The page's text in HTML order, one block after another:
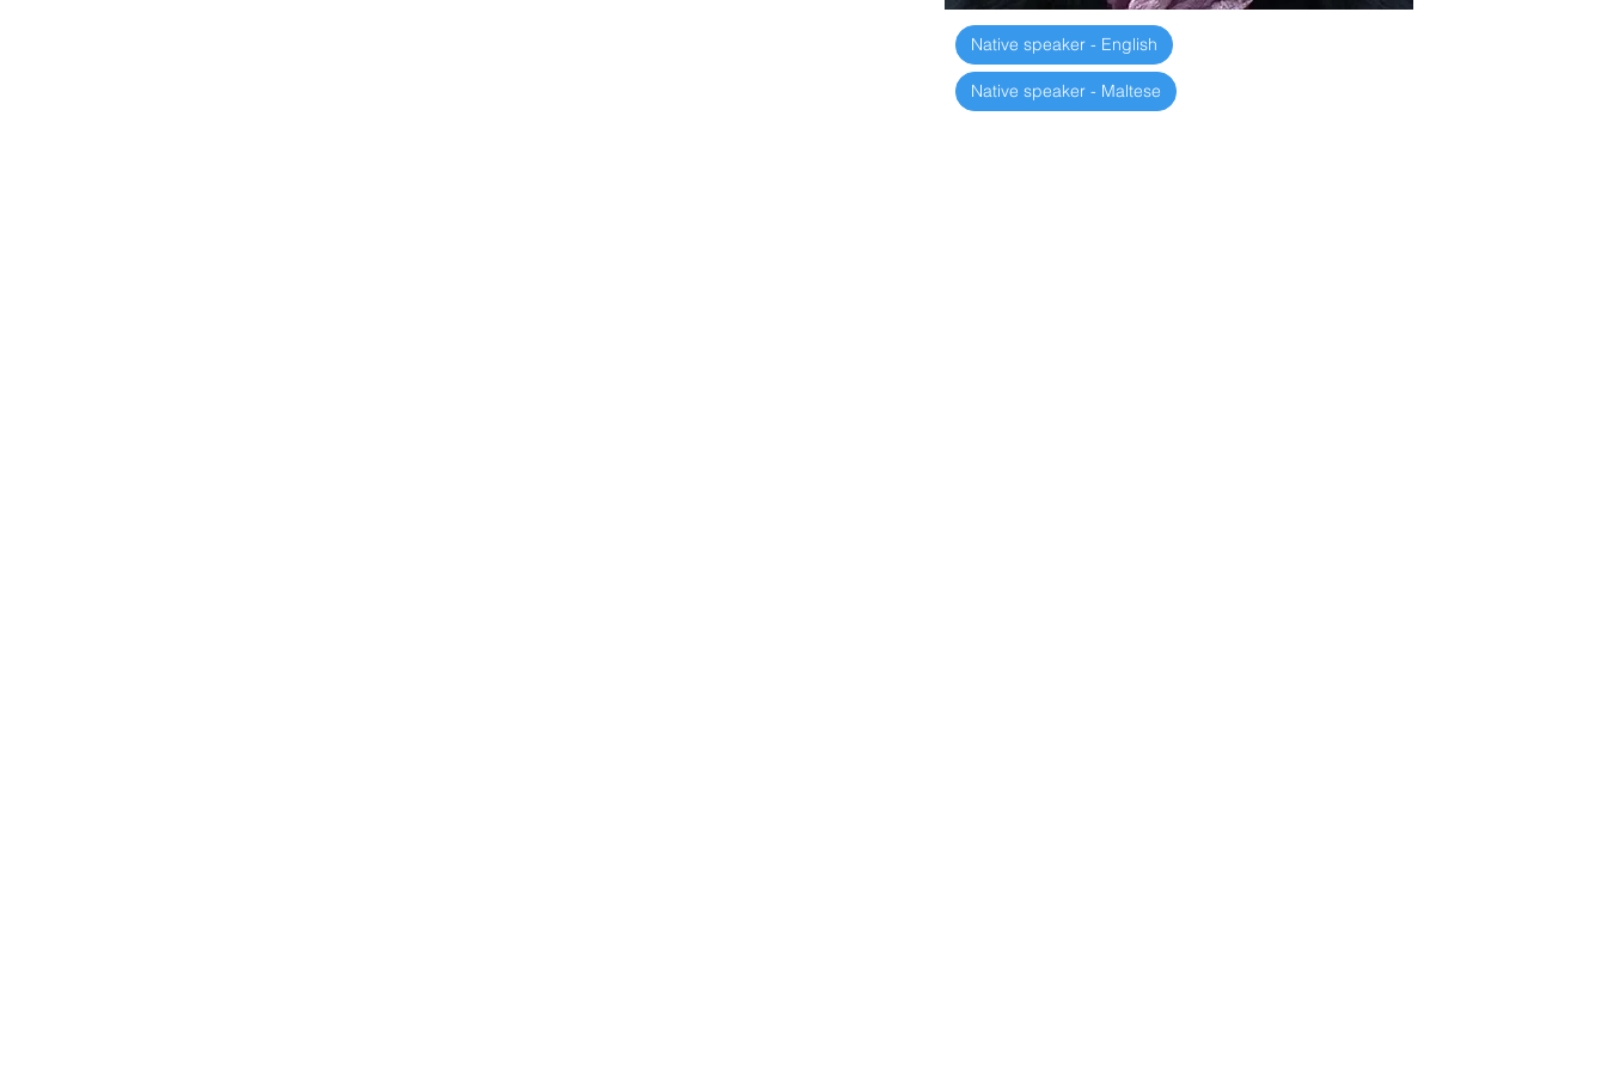
+39 095 416880
Native speaker - English
Native speaker - Maltese